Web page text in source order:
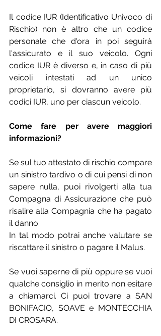
Il codice IUR (Identificativo Univoco di
Rischio) non è altro che un codice
personale che d'ora in poi seguirà
l'assicurato e il suo veicolo. Ogni
codice IUR è diverso e, in caso di più
veicoli intestati ad un unico
proprietario, si dovranno avere più
codici IUR, uno per ciascun veicolo.
Come fare per avere maggiori
informazioni?
Se sul tuo attestato di rischio compare
un sinistro tardivo o di cui pensi di non
sapere nulla, puoi rivolgerti alla tua
Compagna di Assicurazione che può
risalire alla Compagnia che ha pagato
il danno.
In tal modo potrai anche valutare se
riscattare il sinistro o pagare il Malus.
Se vuoi saperne di più oppure se vuoi
qualche consiglio in merito non esitare
a chiamarci. Ci puoi trovare a SAN
BONIFACIO, SOAVE e MONTECCHIA
DI CROSARA.